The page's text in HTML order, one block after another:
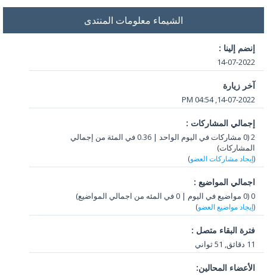
الشيماء معلومات المنتدى
إنضم إلينا :
14-07-2022
آخر زيارة
14-07-2022, 04:54 PM
إجمالي المشاركات :
2 (0 مشاركات في اليوم الواحد | 0.36 في المئة من إجمالي
المشاركات)
إيجاد مشاركات العضو)
اجمالي المواضيع :
0 (0 مواضيع في اليوم | 0 في المئه من اجمالي المواضيع)
إيجاد مواضيع العضو)
فترة البقاء متصل :
11 دقائق, 51 ثواني
الأعضاء المحالين: